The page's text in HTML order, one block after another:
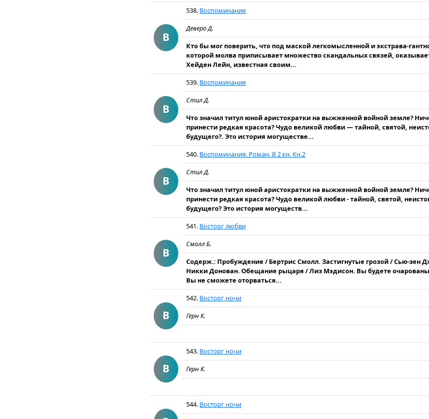
В
538. Воспоминание
Деверо Д.
Кто бы мог поверить, что под маской легкомысленной и экстрава-
которой молва приписывает множество скандальных связей,
Хейден Лейн, известная своим...
В
539. Воспоминания
Стил Д.
Что значил титул юной аристократки на выжженной войной земле?
принести редкая красота? Чудо великой любви — тайной, святой,
будущего?. Это история могуществе...
В
540. Воспоминания. Роман. В 2 кн. Кн.2
Стил Д.
Что значил титул юной аристократки на выжженной войной земле?
принести редкая красота? Чудо великой любви - тайной, святой,
будущего? Это история могуществ...
В
541. Восторг любви
Смолл Б.
Содерж.: Пробуждение / Бертрис Смолл. Застигнутые грозой / Сью-зен
Никки Донован. Обещание рыцаря / Лиз Мэдисон. Вы будете
Вы не сможете оторваться...
В
542. Восторг ночи
Герн К.
В
543. Восторг ночи
Герн К.
544. Восторг ночи